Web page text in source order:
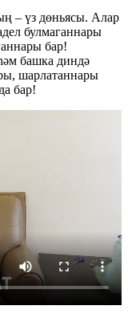
– үз дөньясы. Алар
булмаганнары
бар!
башка диндә
шарлатаннары
бар!